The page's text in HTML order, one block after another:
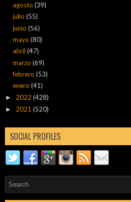
agosto(39)
julio(55)
junio(56)
mayo(80)
abril(47)
marzo(69)
febrero(53)
enero(41)
► 2022 (428)
► 2021 (520)
SOCIAL PROFILES